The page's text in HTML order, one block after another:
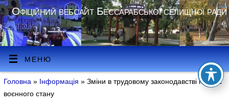
Офіційний вебсайт Бессарабської селищної ради
МЕНЮ
Головна » Інформація » Зміни в трудовому законодавстві під час
воєнного стану